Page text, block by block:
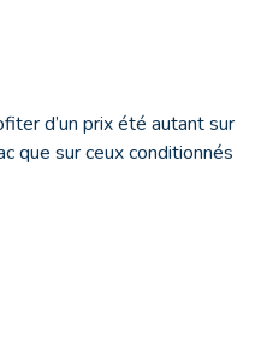
d’un prix été autant sur
que sur ceux conditionnés